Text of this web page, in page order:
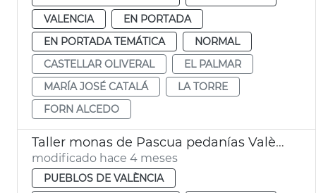
VALENCIA
EN PORTADA
EN PORTADA TEMÁTICA
NORMAL
CASTELLAR OLIVERAL
EL PALMAR
MARÍA JOSÉ CATALÁ
LA TORRE
FORN ALCEDO
Taller monas de Pascua pedanías València
modificado hace 4 meses
PUEBLOS DE VALÈNCIA